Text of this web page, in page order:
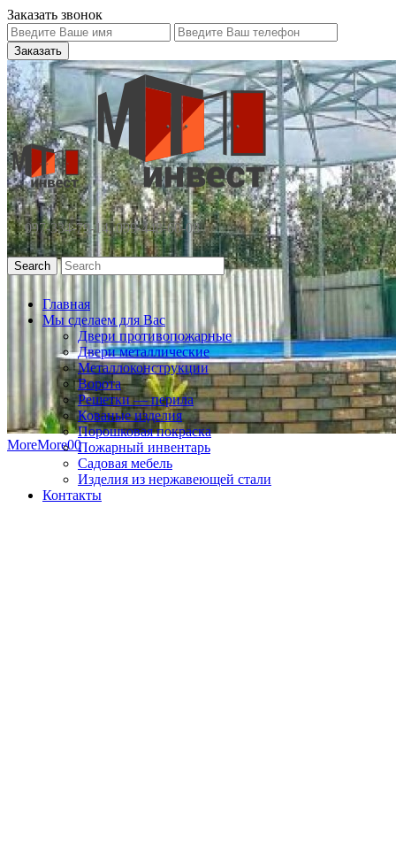
Заказать звонок
097-334-79-14, 099-448-60-08
Search
Главная
Мы сделаем для Вас
Двери противопожарные
Двери металлические
Металлоконструкции
Ворота
Решетки — перила
Кованые изделия
Порошковая покраска
Пожарный инвентарь
Садовая мебель
Изделия из нержавеющей стали
Контакты
MoreMore00